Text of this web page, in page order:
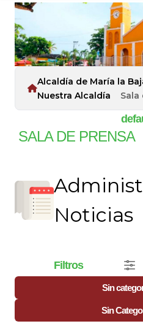
Alcaldía de María la
Nuestra Alcaldía
Sala
SALA DE PRENSA
Noticias
Filtros
Sin
Sin